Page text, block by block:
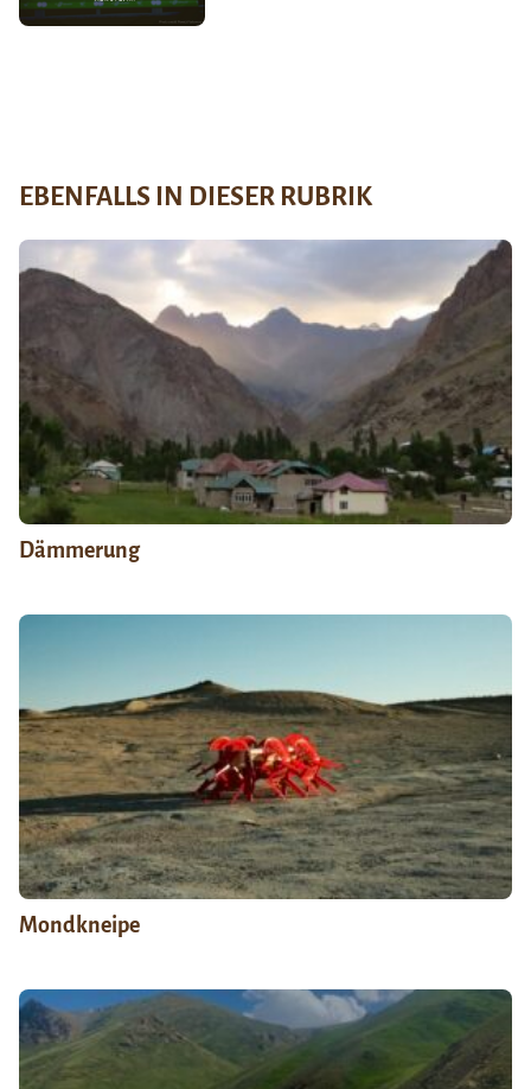
EBENFALLS IN DIESER RUBRIK
Dämmerung
Mondkneipe